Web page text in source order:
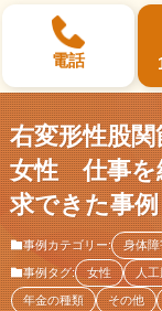
電話
選ばれる3つ
初回
右変形性股
女性 仕事を
求できた事例
事例カテゴリー: 身体障
事例タグ: 女性 人工
年金の種類 その他